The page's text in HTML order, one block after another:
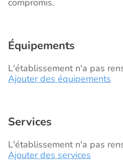
compromis.
Équipements
L'établissement n'a pas
Ajouter des équipements
Services
L'établissement n'a pas
Ajouter des services